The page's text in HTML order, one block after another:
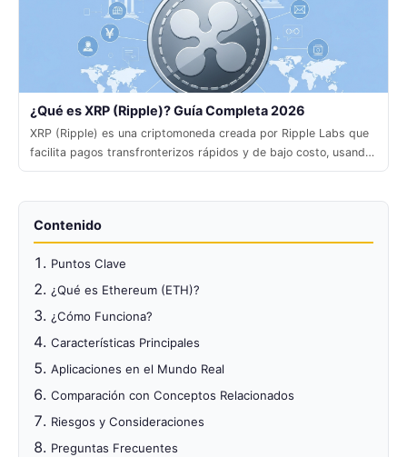
¿Qué es XRP (Ripple)? Guía Completa 2026
XRP (Ripple) es una criptomoneda creada por Ripple Labs que
facilita pagos transfronterizos rápidos y de bajo costo, usando
un libro mayor distribuido para conectar bancos y proveedores
Contenido
Puntos Clave
¿Qué es Ethereum (ETH)?
¿Cómo Funciona?
Características Principales
Aplicaciones en el Mundo Real
Comparación con Conceptos Relacionados
Riesgos y Consideraciones
Preguntas Frecuentes